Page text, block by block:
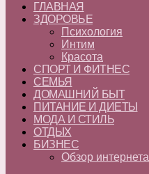
ГЛАВНАЯ
ЗДОРОВЬЕ
Психология
Интим
Красота
СПОРТ И ФИТНЕС
СЕМЬЯ
ДОМАШНИЙ БЫТ
ПИТАНИЕ И ДИЕТЫ
МОДА И СТИЛЬ
ОТДЫХ
БИЗНЕС
Обзор интернета